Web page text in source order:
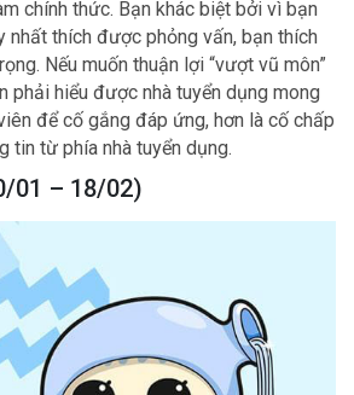
chính thức. Bạn khác biệt bởi vì bạn
nhất thích được phỏng vấn, bạn thích
Nếu muốn thuận lợi “vượt vũ môn”
phải hiểu được nhà tuyển dụng mong
để cố gắng đáp ứng, hơn là cố chấp
tin từ phía nhà tuyển dụng.
01 – 18/02)